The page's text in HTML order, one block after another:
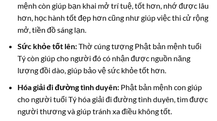
mệnh còn giúp bạn khai mở trí tuệ, tốt hơn, nhớ được lâu
hơn, học hành tốt đẹp hơn cũng như giúp việc thi cử rộng
mở, tiền đồ sáng lạn.
Sức khỏe tốt lên:Thờ cúng tượng Phật bản mệnh tuổi
Tý còn giúp cho người đó có nhận được nguồn năng
lượng đồi dào, giúp bảo vệ sức khỏe tốt hơn.
Hóa giải đi đường tình duyên:Phật bản mệnh con giúp
cho người tuổi Tý hóa giải đi đường tình duyên, tìm được
người thương và giúp tránh xa điều không tốt.